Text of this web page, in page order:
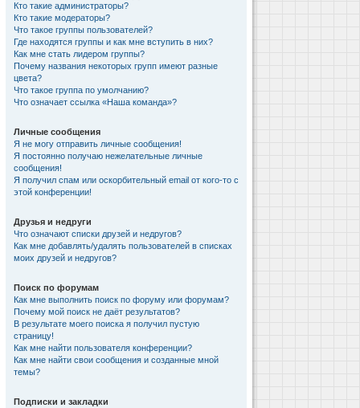
Кто такие администраторы?
Кто такие модераторы?
Что такое группы пользователей?
Где находятся группы и как мне вступить в них?
Как мне стать лидером группы?
Почему названия некоторых групп имеют разные
цвета?
Что такое группа по умолчанию?
Что означает ссылка «Наша команда»?
Личные сообщения
Я не могу отправить личные сообщения!
Я постоянно получаю нежелательные личные
сообщения!
Я получил спам или оскорбительный email от кого-то с
этой конференции!
Друзья и недруги
Что означают списки друзей и недругов?
Как мне добавлять/удалять пользователей в списках
моих друзей и недругов?
Поиск по форумам
Как мне выполнить поиск по форуму или форумам?
Почему мой поиск не даёт результатов?
В результате моего поиска я получил пустую
страницу!
Как мне найти пользователя конференции?
Как мне найти свои сообщения и созданные мной
темы?
Подписки и закладки